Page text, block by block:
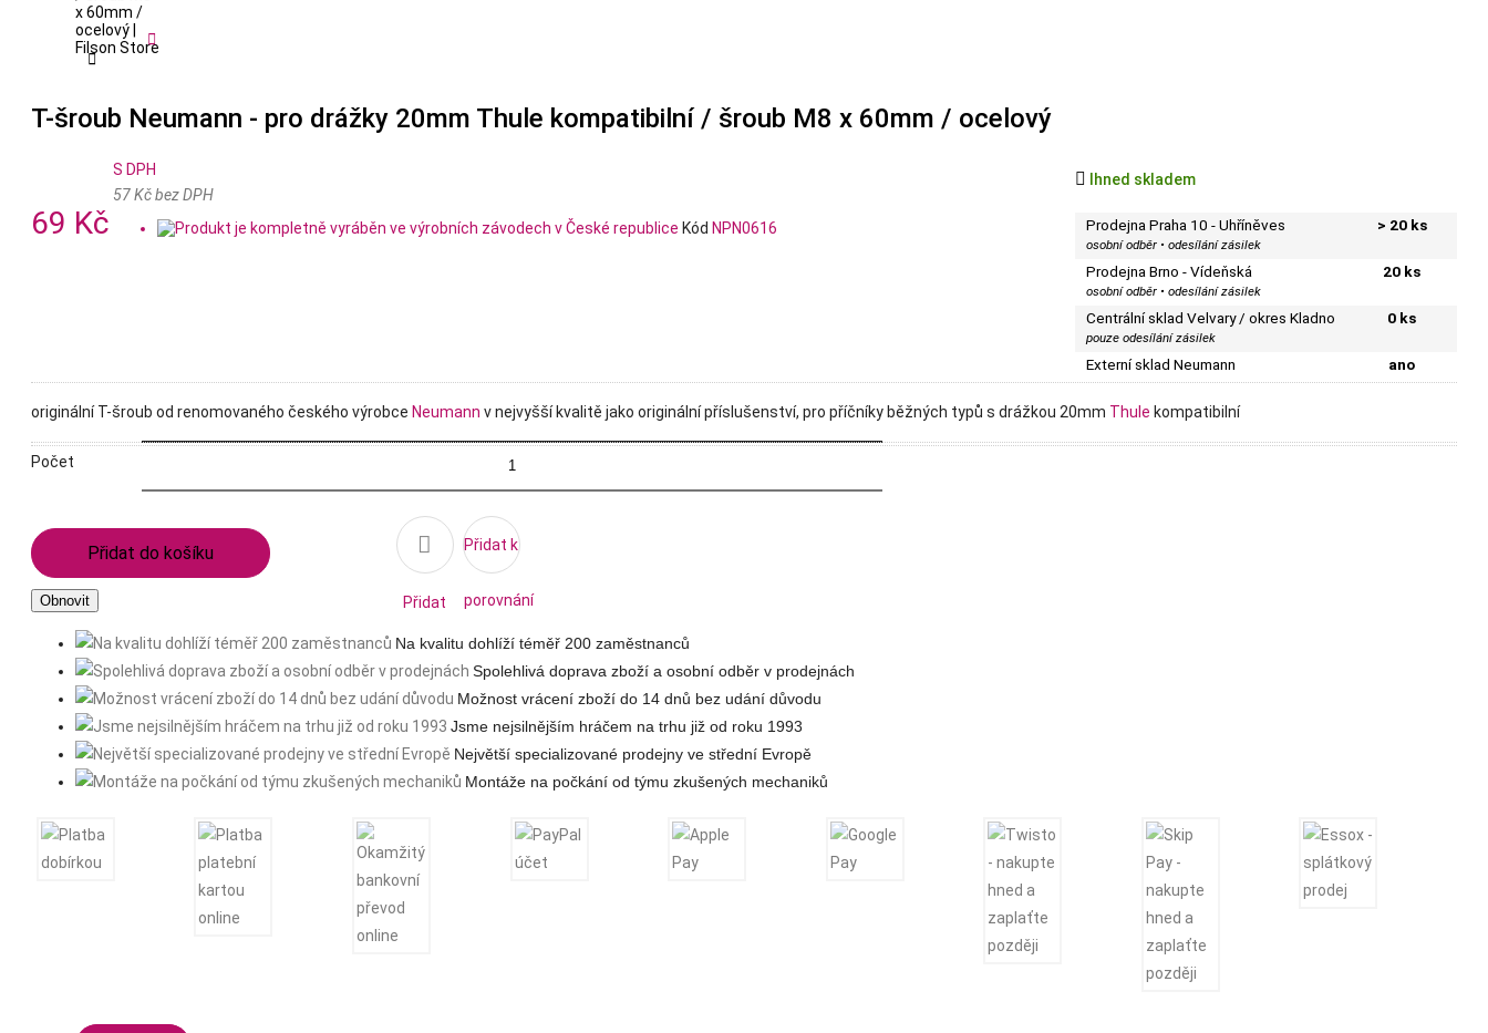


T-šroub Neumann - pro drážky 20mm Thule kompatibilní / šroub M8 x 60mm / ocelový
69 Kč
S DPH
57 Kč bez DPH
Kód NPN0616
 Ihned skladem
Prodejna Praha 10 - Uhříněves
osobní odběr • odesílání zásilek
> 20 ks
Prodejna Brno - Vídeňská
osobní odběr • odesílání zásilek
20 ks
Centrální sklad Velvary / okres Kladno
pouze odesílání zásilek
0 ks
Externí sklad Neumann ano
originální T-šroub od renomovaného českého výrobce Neumann v nejvyšší kvalitě jako originální příslušenství, pro příčníky běžných typů s drážkou 20mm Thule kompatibilní
Počet
Přidat do košíku 
Přidat
přání
Přidat k
porovnání
Na kvalitu dohlíží téměř 200 zaměstnanců
Spolehlivá doprava zboží a osobní odběr v prodejnách
Možnost vrácení zboží do 14 dnů bez udání důvodu
Jsme nejsilnějším hráčem na trhu již od roku 1993
Největší specializované prodejny ve střední Evropě
Montáže na počkání od týmu zkušených mechaniků